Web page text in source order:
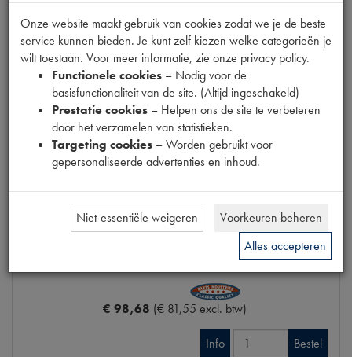
Codes015-204 | 15165 | 26158209 |
333 | CTO15165
Maten[PW 24]
€ 0,76 (€ 0,63 excl. btw)
Info Bestel
BUMPERSET A SMAL LAAG
Model2CV
Productnummer1720001
012+115+2X 058 | [W
€ 98,68 (€ 81,55 excl. btw)
Info Bestel
Onze website maakt gebruik van cookies zodat we je de beste
service kunnen bieden. Je kunt zelf kiezen welke categorieën je
wilt toestaan. Voor meer informatie, zie onze privacy policy.
Functionele cookies – Nodig voor de
basisfunctionaliteit van de site. (Altijd ingeschakeld)
Prestatie cookies – Helpen ons de site te verbeteren
door het verzamelen van statistieken.
Targeting cookies – Worden gebruikt voor
gepersonaliseerde advertenties en inhoud.
Niet-essentiële weigeren
Voorkeuren beheren
Alles accepteren